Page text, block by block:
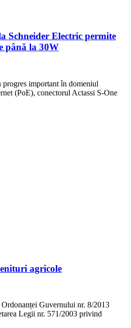
Schneider Electric permite
până la 30W
progres important în domeniul
(PoE), conectorul Actassi S-One
agricole
Guvernului nr. 8/2013
Legii nr. 571/2003 privind